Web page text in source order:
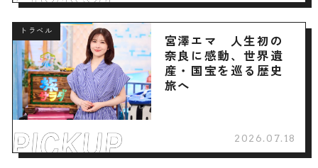
トラベル
宮澤エマ 人生初の
奈良に感動、世界遺
産・国宝を巡る歴史
旅へ
2026.07.18